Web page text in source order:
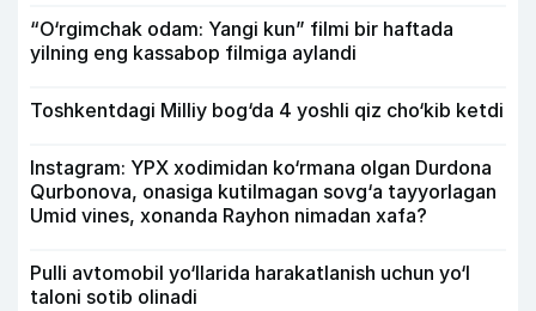
“O‘rgimchak odam: Yangi kun” filmi bir haftada
yilning eng kassabop filmiga aylandi
Toshkentdagi Milliy bog‘da 4 yoshli qiz cho‘kib ketdi
Instagram: YPX xodimidan ko‘rmana olgan Durdona
Qurbonova, onasiga kutilmagan sovg‘a tayyorlagan
Umid vines, xonanda Rayhon nimadan xafa?
Pulli avtomobil yo‘llarida harakatlanish uchun yo‘l
taloni sotib olinadi